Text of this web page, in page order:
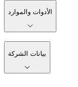
الأدوات والموارد
بيانات الشركة